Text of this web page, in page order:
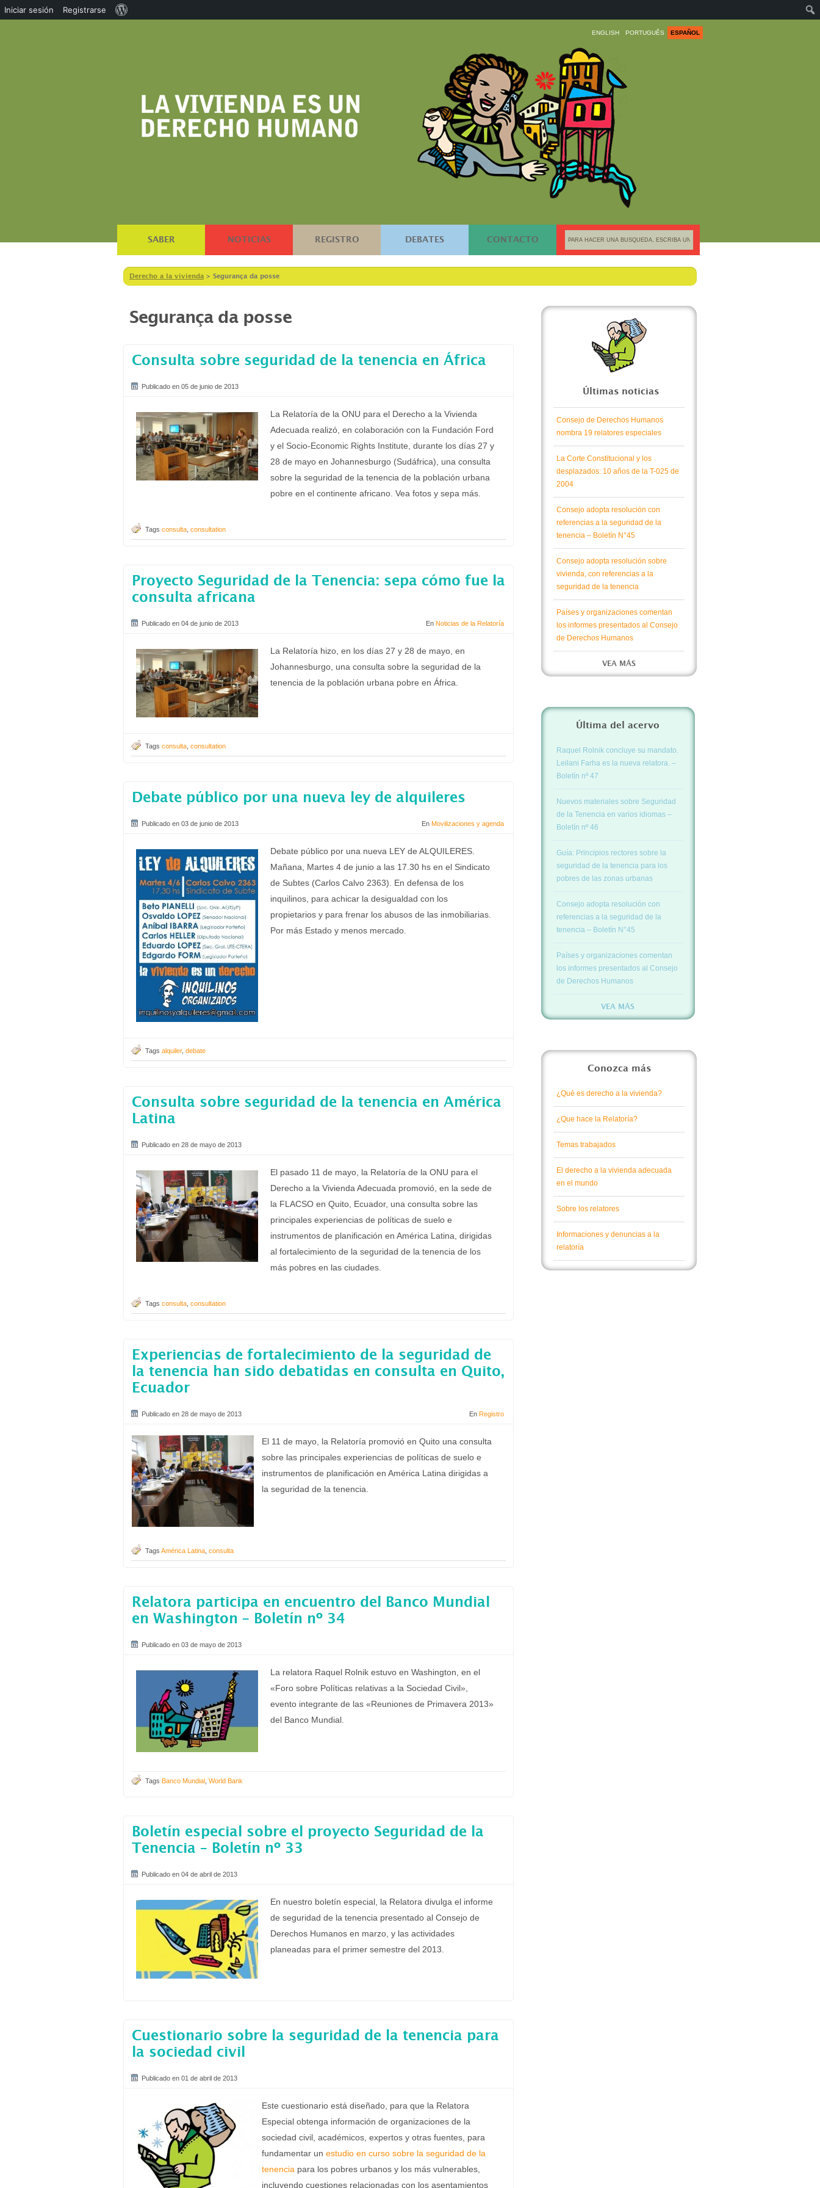
ENGLISH PORTUGUÊS ESPAÑOL
SABER NOTICIAS REGISTRO DEBATES CONTACTO
Derecho a la vivienda > Segurança da posse
Segurança da posse
Consulta sobre seguridad de la tenencia en África
Publicado en 05 de junio de 2013
La Relatoría de la ONU para el Derecho a la Vivienda
Adecuada realizó, en colaboración con la Fundación Ford
y el Socio-Economic Rights Institute, durante los días 27 y
28 de mayo en Johannesburgo (Sudáfrica), una consulta
sobre la seguridad de la tenencia de la población urbana
pobre en el continente africano. Vea fotos y sepa más.
Tags consulta consultation
Proyecto Seguridad de la Tenencia: sepa cómo fue la
consulta africana
Publicado en 04 de junio de 2013 En Noticias de la Relatoría
La Relatoría hizo, en los días 27 y 28 de mayo, en
Johannesburgo, una consulta sobre la seguridad de la
tenencia de la población urbana pobre en África.
Tags consulta consultation
Debate público por una nueva ley de alquileres
Publicado en 03 de junio de 2013 En Movilizaciones y agenda
Debate público por una nueva LEY de ALQUILERES.
Mañana, Martes 4 de junio a las 17.30 hs en el Sindicato
de Subtes (Carlos Calvo 2363). En defensa de los
inquilinos, para achicar la desigualdad con los
propietarios y para frenar los abusos de las inmobiliarias.
Por más Estado y menos mercado.
Tags alquiler, debate
Consulta sobre seguridad de la tenencia en América
Latina
Publicado en 28 de mayo de 2013
El pasado 11 de mayo, la Relatoría de la ONU para el
Derecho a la Vivienda Adecuada promovió, en la sede de
la FLACSO en Quito, Ecuador, una consulta sobre las
principales experiencias de políticas de suelo e
instrumentos de planificación en América Latina, dirigidas
al fortalecimiento de la seguridad de la tenencia de los
más pobres en las ciudades.
Tags consulta consultation
Experiencias de fortalecimiento de la seguridad de
la tenencia han sido debatidas en consulta en Quito,
Ecuador
Publicado en 28 de mayo de 2013 En Registro
El 11 de mayo, la Relatoría promovió en Quito una consulta
sobre las principales experiencias de políticas de suelo e
instrumentos de planificación en América Latina dirigidas a
la seguridad de la tenencia.
Tags América Latina consulta
Relatora participa en encuentro del Banco Mundial
en Washington – Boletín nº 34
Publicado en 03 de mayo de 2013
La relatora Raquel Rolnik estuvo en Washington, en el
«Foro sobre Políticas relativas a la Sociedad Civil»,
evento integrante de las «Reuniones de Primavera 2013»
del Banco Mundial.
Tags Banco Mundial World Bank
Boletín especial sobre el proyecto Seguridad de la
Tenencia – Boletín nº 33
Publicado en 04 de abril de 2013
En nuestro boletín especial, la Relatora divulga el informe
de seguridad de la tenencia presentado al Consejo de
Derechos Humanos en marzo, y las actividades
planeadas para el primer semestre del 2013.
Cuestionario sobre la seguridad de la tenencia para
la sociedad civil
Publicado en 01 de abril de 2013
Este cuestionario está diseñado, para que la Relatora
Especial obtenga información de organizaciones de la
sociedad civil, académicos, expertos y otras fuentes, para
fundamentar un estudio en curso sobre la seguridad de la
tenencia para los pobres urbanos y los más vulnerables,
incluyendo cuestiones relacionadas con los asentamientos
Últimas noticias
Consejo de Derechos Humanos
nombra 19 relatores especiales
La Corte Constitucional y los
desplazados: 10 años de la T-025 de
2004
Consejo adopta resolución con
referencias a la seguridad de la
tenencia – Boletín N°45
Consejo adopta resolución sobre
vivienda, con referencias a la
seguridad de la tenencia
Países y organizaciones comentan
los informes presentados al Consejo
de Derechos Humanos
VEA MÁS
Última del acervo
Raquel Rolnik concluye su mandato.
Leilani Farha es la nueva relatora. –
Boletín nº 47
Nuevos materiales sobre Seguridad
de la Tenencia en varios idiomas –
Boletín nº 46
Guía: Principios rectores sobre la
seguridad de la tenencia para los
pobres de las zonas urbanas
Consejo adopta resolución con
referencias a la seguridad de la
tenencia – Boletín N°45
Países y organizaciones comentan
los informes presentados al Consejo
de Derechos Humanos
VEA MÁS
Conozca más
¿Qué es derecho a la vivienda?
¿Que hace la Relatoría?
Temas trabajados
El derecho a la vivienda adecuada
en el mundo
Sobre los relatores
Informaciones y denuncias a la
relatoría
Iniciar sesión Registrarse